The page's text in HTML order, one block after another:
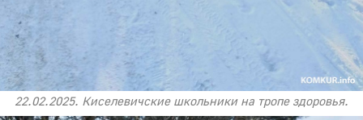
22.02.2025. Киселевичские школьники на тропе здоровья.